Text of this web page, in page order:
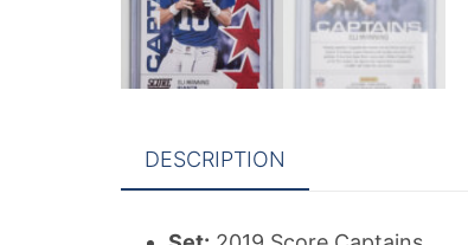
DESCRIPTION